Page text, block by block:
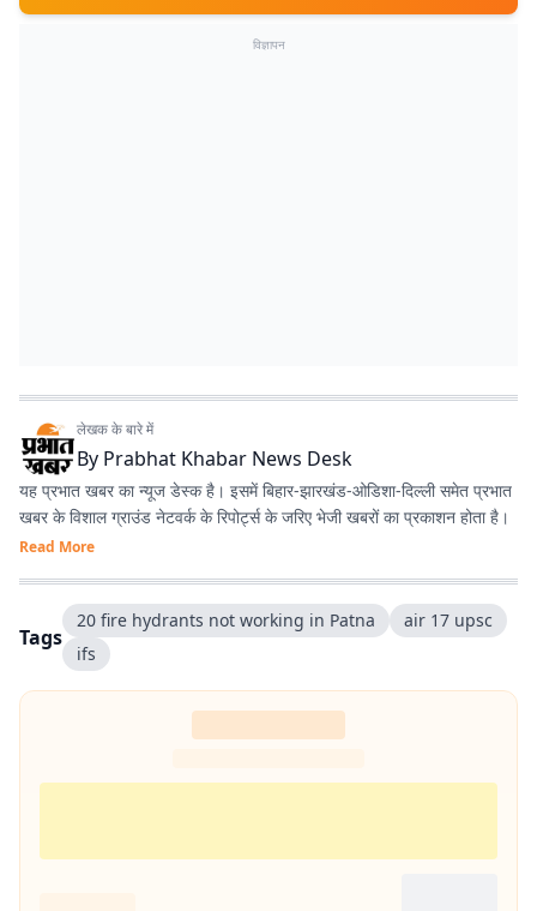
विज्ञापन
लेखक के बारे में
By Prabhat Khabar News Desk
यह प्रभात खबर का न्यूज डेस्क है। इसमें बिहार-झारखंड-ओडिशा-दिल्‍ली समेत प्रभात
खबर के विशाल ग्राउंड नेटवर्क के रिपोर्ट्स के जरिए भेजी खबरों का प्रकाशन होता है।
Read More
Tags
20 fire hydrants not working in Patna
air 17 upsc
ifs